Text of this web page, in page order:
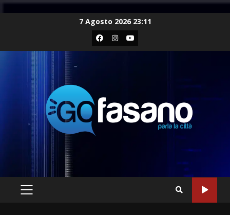
7 Agosto 2026 23:11
Facebook
Instagram
Youtube
PRIMARY